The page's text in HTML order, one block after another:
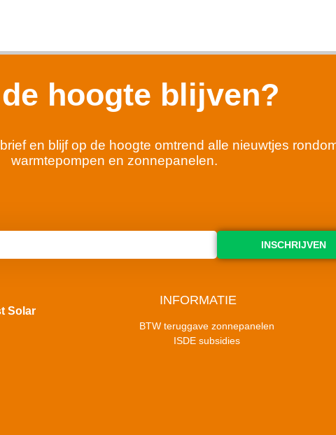
hoogte blijven?
en blijf op de hoogte omtrend alle nieuwtjes
warmtepompen en zonnepanelen.
INSCHRIJVEN
Solar
INFORMATIE
BTW teruggave zonnepanelen
ISDE subsidies